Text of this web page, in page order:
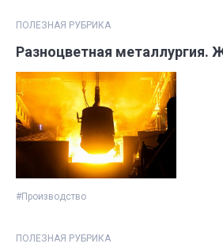
ПОЛЕЗНАЯ РУБРИКА
Разноцветная металлургия.
#Производство
ПОЛЕЗНАЯ РУБРИКА